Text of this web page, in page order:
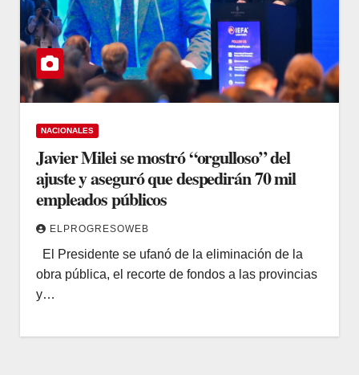
NACIONALES
Javier Milei se mostró “orgulloso” del
ajuste y aseguró que despedirán 70 mil
empleados públicos
ELPROGRESOWEB
El Presidente se ufanó de la eliminación de la
obra pública, el recorte de fondos a las provincias
y…